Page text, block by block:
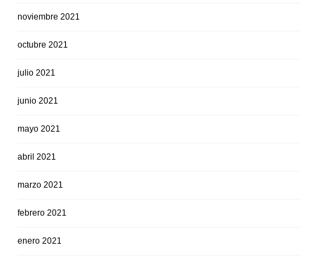
noviembre 2021
octubre 2021
julio 2021
junio 2021
mayo 2021
abril 2021
marzo 2021
febrero 2021
enero 2021